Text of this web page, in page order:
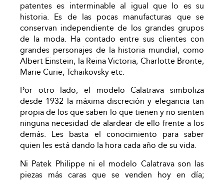
patentes es interminable al igual que lo es su
historia. Es de las pocas manufacturas que se
conservan independiente de los grandes grupos
de la moda. Ha contado entre sus clientes con
grandes personajes de la historia mundial, como
Albert Einstein, la Reina Victoria, Charlotte Bronte,
Marie Curie, Tchaikovsky etc.
Por otro lado, el modelo Calatrava simboliza
desde 1932 la máxima discreción y elegancia tan
propia de los que saben lo que tienen y no sienten
ninguna necesidad de alardear de ello frente a los
demás. Les basta el conocimiento para saber
quien les está dando la hora cada año de su vida.
Ni Patek Philippe ni el modelo Calatrava son las
piezas más caras que se venden hoy en día;